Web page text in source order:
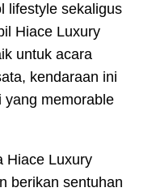
lifestyle sekaligus
Hiace Luxury
untuk acara
kendaraan ini
yang memorable
Hiace Luxury
berikan sentuhan